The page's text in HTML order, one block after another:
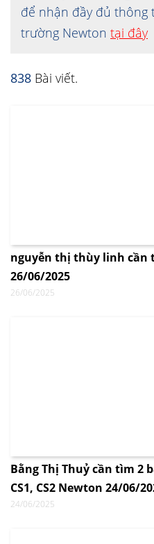
để nhận đầy đủ thông
trường Newton tại đây
838 Bài viết.
nguyễn thị thùy linh cần
26/06/2025
26/06/2025
Bằng Thị Thuỷ cần tìm 2
CS1, CS2 Newton 24/06/
24/06/2025